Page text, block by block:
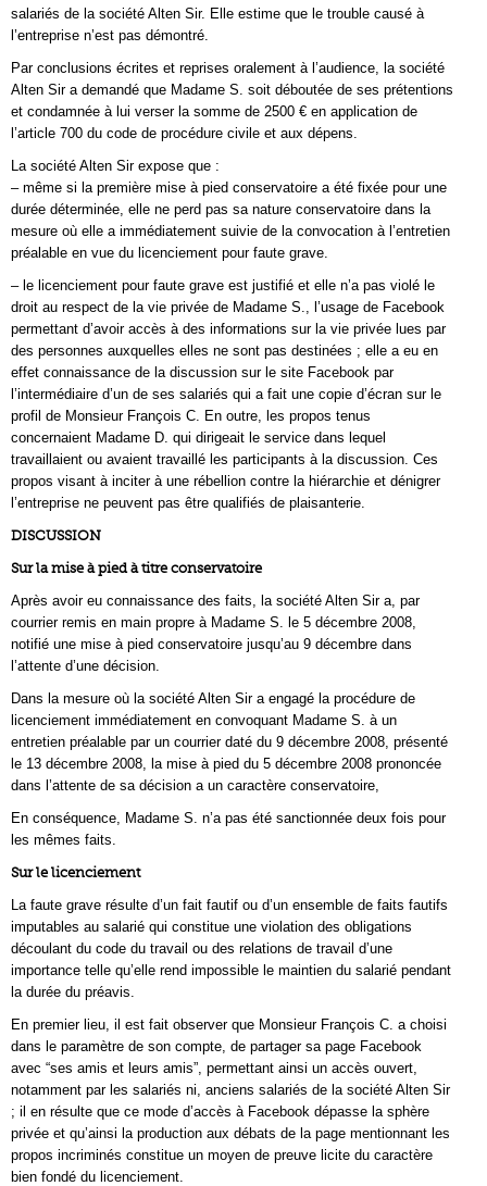
salariés de la société Alten Sir. Elle estime que le trouble causé à
l’entreprise n’est pas démontré.
Par conclusions écrites et reprises oralement à l’audience, la société
Alten Sir a demandé que Madame S. soit déboutée de ses prétentions
et condamnée à lui verser la somme de 2500 € en application de
l’article 700 du code de procédure civile et aux dépens.
La société Alten Sir expose que :
– même si la première mise à pied conservatoire a été fixée pour une
durée déterminée, elle ne perd pas sa nature conservatoire dans la
mesure où elle a immédiatement suivie de la convocation à l’entretien
préalable en vue du licenciement pour faute grave.
– le licenciement pour faute grave est justifié et elle n’a pas violé le
droit au respect de la vie privée de Madame S., l’usage de Facebook
permettant d’avoir accès à des informations sur la vie privée lues par
des personnes auxquelles elles ne sont pas destinées ; elle a eu en
effet connaissance de la discussion sur le site Facebook par
l’intermédiaire d’un de ses salariés qui a fait une copie d’écran sur le
profil de Monsieur François C. En outre, les propos tenus
concernaient Madame D. qui dirigeait le service dans lequel
travaillaient ou avaient travaillé les participants à la discussion. Ces
propos visant à inciter à une rébellion contre la hiérarchie et dénigrer
l’entreprise ne peuvent pas être qualifiés de plaisanterie.
DISCUSSION
Sur la mise à pied à titre conservatoire
Après avoir eu connaissance des faits, la société Alten Sir a, par
courrier remis en main propre à Madame S. le 5 décembre 2008,
notifié une mise à pied conservatoire jusqu’au 9 décembre dans
l’attente d’une décision.
Dans la mesure où la société Alten Sir a engagé la procédure de
licenciement immédiatement en convoquant Madame S. à un
entretien préalable par un courrier daté du 9 décembre 2008, présenté
le 13 décembre 2008, la mise à pied du 5 décembre 2008 prononcée
dans l’attente de sa décision a un caractère conservatoire,
En conséquence, Madame S. n’a pas été sanctionnée deux fois pour
les mêmes faits.
Sur le licenciement
La faute grave résulte d’un fait fautif ou d’un ensemble de faits fautifs
imputables au salarié qui constitue une violation des obligations
découlant du code du travail ou des relations de travail d’une
importance telle qu’elle rend impossible le maintien du salarié pendant
la durée du préavis.
En premier lieu, il est fait observer que Monsieur François C. a choisi
dans le paramètre de son compte, de partager sa page Facebook
avec “ses amis et leurs amis”, permettant ainsi un accès ouvert,
notamment par les salariés ni, anciens salariés de la société Alten Sir
; il en résulte que ce mode d’accès à Facebook dépasse la sphère
privée et qu’ainsi la production aux débats de la page mentionnant les
propos incriminés constitue un moyen de preuve licite du caractère
bien fondé du licenciement.